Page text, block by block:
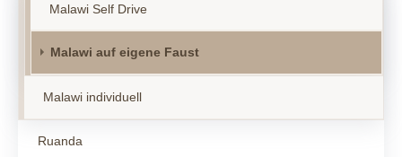
Malawi Self Drive
Malawi auf eigene Faust
Malawi individuell
Ruanda